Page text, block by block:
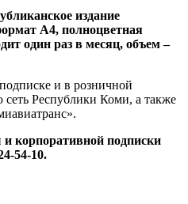
издание
А4, полноцветная
один раз в месяц, объем –
и в розничной
Республики Коми, а также
корпоративной подписки
54-10.